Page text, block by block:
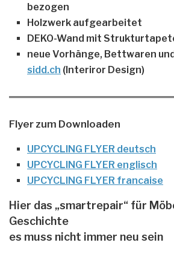
bezogen
Holzwerk aufgearbeitet
DEKO-Wand mit
neue Vorhänge, Bettwaren
sidd.ch (Interiror Design)
Flyer zum Downloaden
UPCYCLING FLYER deutsch
UPCYCLING FLYER englisch
UPCYCLING FLYER francaise
Hier das „smartrepair“ für
Geschichte
es muss nicht immer neu sein